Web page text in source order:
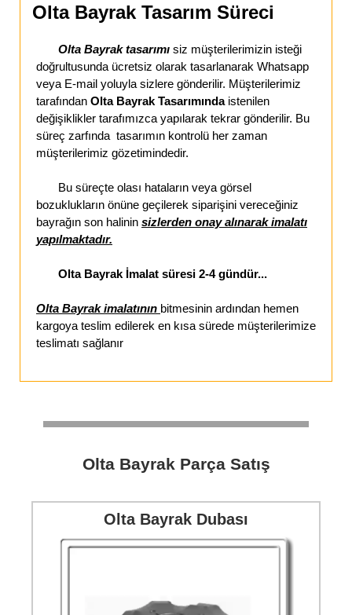
Olta Bayrak Tasarım Süreci
Olta Bayrak tasarımı siz müşterilerimizin isteği
doğrultusunda ücretsiz olarak tasarlanarak Whatsapp
veya E-mail yoluyla sizlere gönderilir. Müşterilerimiz
tarafından Olta Bayrak Tasarımında istenilen
değişiklikler tarafımızca yapılarak tekrar gönderilir. Bu
süreç zarfında tasarımın kontrolü her zaman
müşterilerimiz gözetimindedir.
Bu süreçte olası hataların veya görsel
bozuklukların önüne geçilerek siparişini vereceğiniz
bayrağın son halinin sizlerden onay alınarak imalatı
yapılmaktadır.
Olta Bayrak İmalat süresi 2-4 gündür...
Olta Bayrak imalatının bitmesinin ardından hemen
kargoya teslim edilerek en kısa sürede müşterilerimize
teslimatı sağlanır
Olta Bayrak Parça Satış
Olta Bayrak Dubası